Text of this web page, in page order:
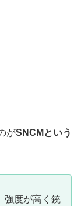
がSNCMという
強度が高く銃